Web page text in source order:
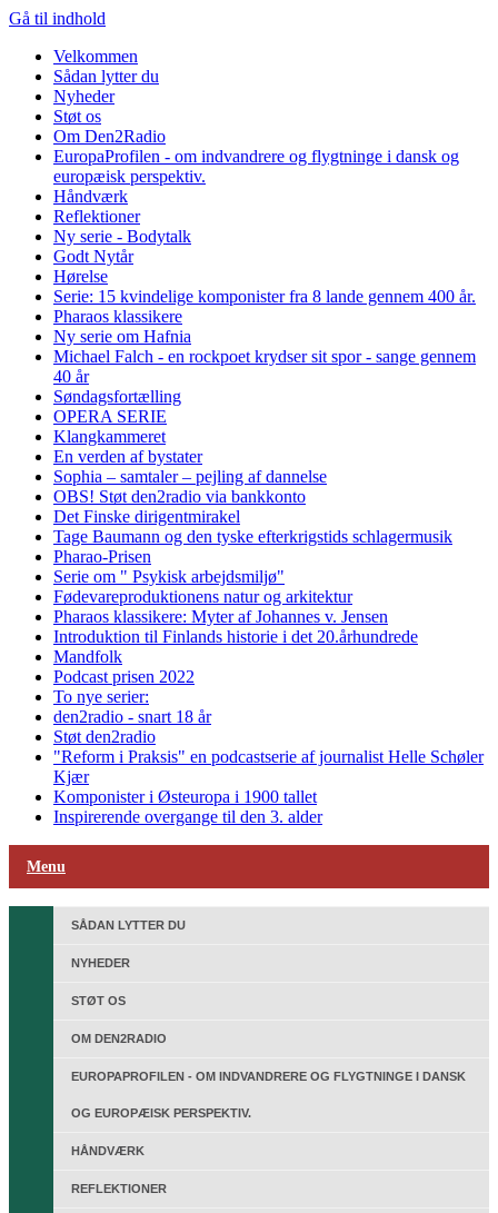
Gå til indhold
Velkommen
Sådan lytter du
Nyheder
Støt os
Om Den2Radio
EuropaProfilen - om indvandrere og flygtninge i dansk og
europæisk perspektiv.
Håndværk
Reflektioner
Ny serie - Bodytalk
Godt Nytår
Hørelse
Serie: 15 kvindelige komponister fra 8 lande gennem 400 år.
Pharaos klassikere
Ny serie om Hafnia
Michael Falch - en rockpoet krydser sit spor - sange gennem
40 år
Søndagsfortælling
OPERA SERIE
Klangkammeret
En verden af bystater
Sophia – samtaler – pejling af dannelse
OBS! Støt den2radio via bankkonto
Det Finske dirigentmirakel
Tage Baumann og den tyske efterkrigstids schlagermusik
Pharao-Prisen
Serie om " Psykisk arbejdsmiljø"
Fødevareproduktionens natur og arkitektur
Pharaos klassikere: Myter af Johannes v. Jensen
Introduktion til Finlands historie i det 20.århundrede
Mandfolk
Podcast prisen 2022
To nye serier:
den2radio - snart 18 år
Støt den2radio
"Reform i Praksis" en podcastserie af journalist Helle Schøler
Kjær
Komponister i Østeuropa i 1900 tallet
Inspirerende overgange til den 3. alder
Menu
SÅDAN LYTTER DU
NYHEDER
STØT OS
OM DEN2RADIO
EUROPAPROFILEN - OM INDVANDRERE OG FLYGTNINGE I DANSK
OG EUROPÆISK PERSPEKTIV.
HÅNDVÆRK
REFLEKTIONER